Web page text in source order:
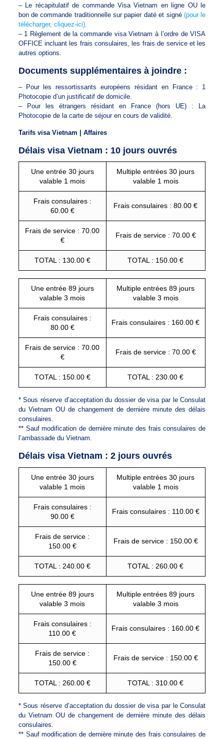
– Le récapitulatif de commande Visa Vietnam en ligne OU le
bon de commande traditionnelle sur papier daté et signé (pour le
télécharger, cliquez-ici).
– 1 Règlement de la commande visa Vietnam à l’ordre de VISA
OFFICE incluant les frais consulaires, les frais de service et les
autres options.
Documents supplémentaires à joindre :
– Pour les ressortissants européens résidant en France : 1
Photocopie d’un justificatif de domicile.
– Pour les étrangers résidant en France (hors UE) : La
Photocopie de la carte de séjour en cours de validité.
Tarifs visa Vietnam | Affaires
Délais visa Vietnam : 10 jours ouvrés
Une entrée 30 jours
valable 1 mois
Multiple entrées 30 jours
valable 1 mois
Frais consulaires :
60.00 €
Frais consulaires : 80.00 €
Frais de service : 70.00
€
Frais de service : 70.00 €
TOTAL : 130.00 € TOTAL : 150.00 €
Une entrée 89 jours
valable 3 mois
Multiple entrées 89 jours
valable 3 mois
Frais consulaires :
80.00 €
Frais consulaires : 160.00 €
Frais de service : 70.00
€
Frais de service : 70.00 €
TOTAL : 150.00 € TOTAL : 230.00 €
* Sous réserve d’acceptation du dossier de visa par le Consulat
du Vietnam OU de changement de dernière minute des délais
consulaires.
** Sauf modification de dernière minute des frais consulaires de
l’ambassade du Vietnam.
Délais visa Vietnam : 2 jours ouvrés
Une entrée 30 jours
valable 1 mois
Multiple entrées 30 jours
valable 1 mois
Frais consulaires :
90.00 €
Frais consulaires : 110.00 €
Frais de service :
150.00 €
Frais de service : 150.00 €
TOTAL : 240.00 € TOTAL : 260.00 €
Une entrée 89 jours
valable 3 mois
Multiple entrées 89 jours
valable 3 mois
Frais consulaires :
110.00 €
Frais consulaires : 160.00 €
Frais de service :
150.00 €
Frais de service : 150.00 €
TOTAL : 260.00 € TOTAL : 310.00 €
* Sous réserve d’acceptation du dossier de visa par le Consulat
du Vietnam OU de changement de dernière minute des délais
consulaires.
** Sauf modification de dernière minute des frais consulaires de